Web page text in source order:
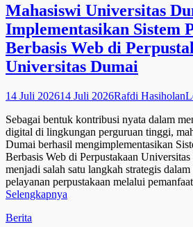
Mahasiswi Universitas
Implementasikan Sistem
Berbasis Web di
Universitas Dumai
Posted
14 Juli 202614 Juli 2026Author
Rafdi Hasiholan
Sebagai bentuk kontribusi nyata dalam
digital di lingkungan perguruan tinggi,
Dumai berhasil mengimplementasikan
Berbasis Web di Perpustakaan
menjadi salah satu langkah strategis
pelayanan perpustakaan melalui
Selengkapnya
Categories
Berita